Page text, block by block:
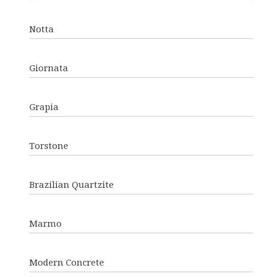
Notta
Giornata
Grapia
Torstone
Brazilian Quartzite
Marmo
Modern Concrete